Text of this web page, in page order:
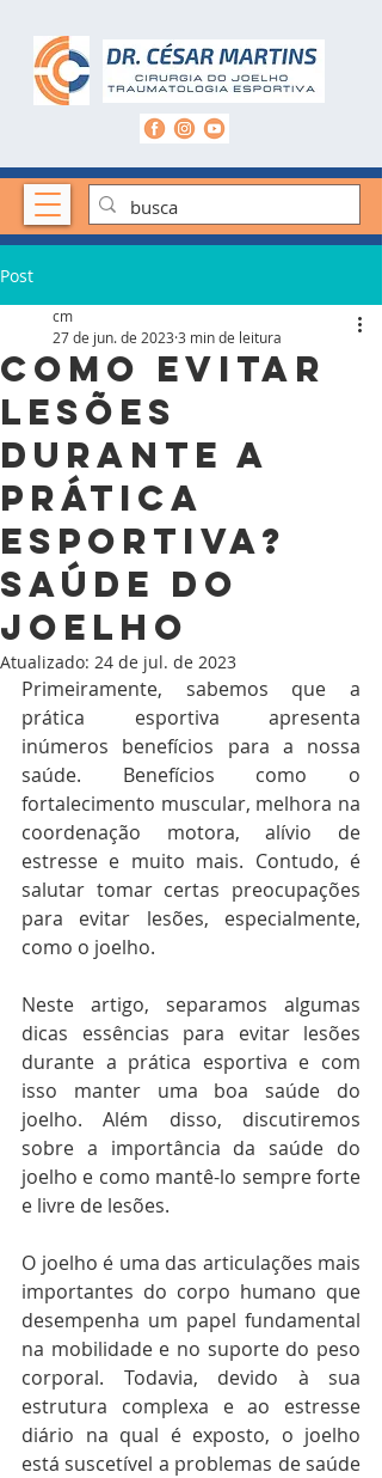
Post
Como evitar
lesões
durante a
prática
esportiva?
Saúde do
joelho
cm
27 de jun. de 2023 3 min de leitura
Atualizado: 24 de jul. de 2023
Primeiramente, sabemos que a
prática esportiva apresenta
inúmeros benefícios para a nossa
saúde. Benefícios como o
fortalecimento muscular, melhora na
coordenação motora, alívio de
estresse e muito mais. Contudo, é
salutar tomar certas preocupações
para evitar lesões, especialmente,
como o joelho.
Neste artigo, separamos algumas
dicas essências para evitar lesões
durante a prática esportiva e com
isso manter uma boa saúde do
joelho. Além disso, discutiremos
sobre a importância da saúde do
joelho e como mantê-lo sempre forte
e livre de lesões.
O joelho é uma das articulações mais
importantes do corpo humano que
desempenha um papel fundamental
na mobilidade e no suporte do peso
corporal. Todavia, devido à sua
estrutura complexa e ao estresse
diário na qual é exposto, o joelho
está suscetível a problemas de saúde